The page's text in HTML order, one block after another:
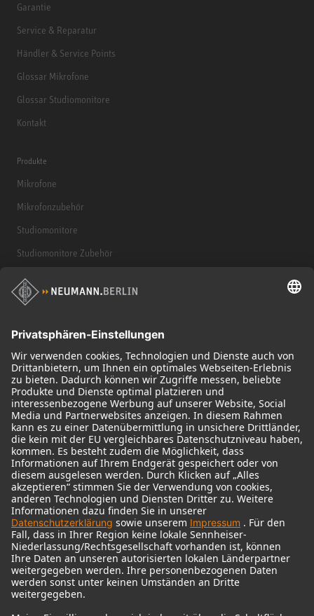
Garantie
Service & Reparatur
Händler & Service Points
Glossar Mikrofone
Glossar Studiomonitore
Kontakt
Produkte
Mikrofone
Mikrofonzubehör
Studiomonitore
Studiomonitore Zubehör
Kopfhörer
Historische Mikrofone
© 2018 - 2026Georg Neumann GmbH
Impressum
Nutzungsbedingungen
Datenschutz